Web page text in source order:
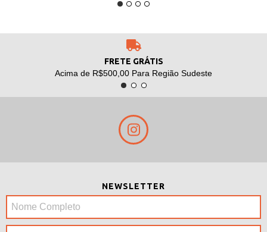
FRETE GRÁTIS
Acima de R$500,00 Para Região Sudeste
NEWSLETTER